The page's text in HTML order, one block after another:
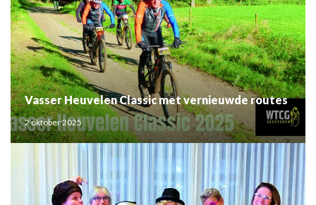
Vasser Heuvelen Classic met vernieuwde routes
2 oktober 2025